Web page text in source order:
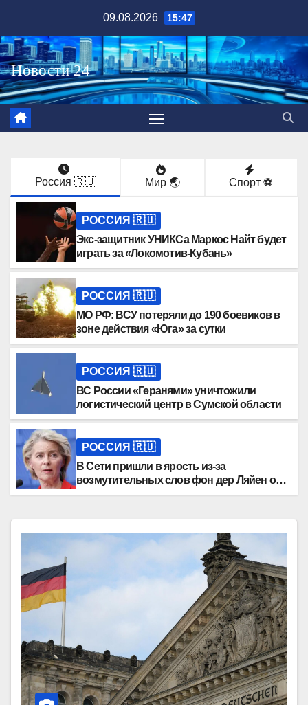
содержимому
09.08.2026 15:47
Россия 🇷🇺 Мир 🌏 Спорт ⚽️
РОССИЯ 🇷🇺
Экс-защитник УНИКСа Маркос Найт будет
играть за «Локомотив-Кубань»
РОССИЯ 🇷🇺
МО РФ: ВСУ потеряли до 190 боевиков в
зоне действия «Юга» за сутки
РОССИЯ 🇷🇺
ВС России «Геранями» уничтожили
логистический центр в Сумской области
РОССИЯ 🇷🇺
В Сети пришли в ярость из-за
возмутительных слов фон дер Ляйен о
России